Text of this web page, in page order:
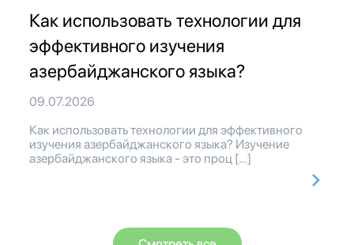
Как использовать технологии для
эффективного изучения
азербайджанского языка?
09.07.2026
Как использовать технологии для эффективного
изучения азербайджанского языка? Изучение
азербайджанского языка - это проц […]